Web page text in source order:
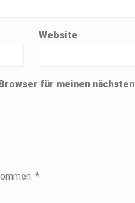
Website
für meinen nächsten
*